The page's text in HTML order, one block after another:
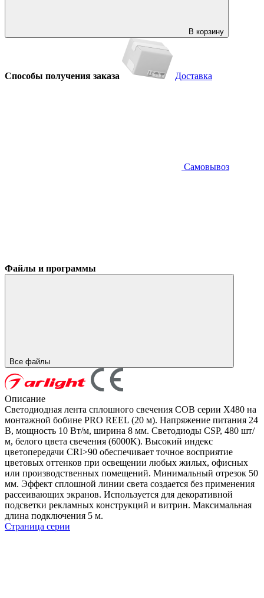
В корзину
Способы получения заказа Доставка
Самовывоз
Файлы и программы
Все файлы
Описание
Светодиодная лента сплошного свечения COB серии X480 на
монтажной бобине PRO REEL (20 м). Напряжение питания 24
В, мощность 10 Вт/м, ширина 8 мм. Светодиоды CSP, 480 шт/
м, белого цвета свечения (6000K). Высокий индекс
цветопередачи CRI>90 обеспечивает точное восприятие
цветовых оттенков при освещении любых жилых, офисных
или производственных помещений. Минимальный отрезок 50
мм. Эффект сплошной линии света создается без применения
рассеивающих экранов. Используется для декоративной
подсветки рекламных конструкций и витрин. Максимальная
длина подключения 5 м.
Страница серии